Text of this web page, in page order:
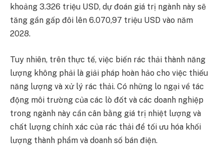
khoảng 3.326 triệu USD, dự đoán giá trị ngành này sẽ
tăng gần gấp đôi lên 6.070,97 triệu USD vào năm
2028.
Tuy nhiên, trên thực tế, việc biến rác thải thành năng
lượng không phải là giải pháp hoàn hảo cho việc thiếu
năng lượng và xử lý rác thải. Có những lo ngại về tác
động môi trường của các lò đốt và các doanh nghiệp
trong ngành này cần cân bằng giá trị nhiệt lượng và
chất lượng chính xác của rác thải để tối ưu hóa khối
lượng thành phẩm và doanh số bán điện.